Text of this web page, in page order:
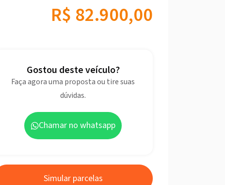
R$ 82.900,00
Gostou deste veículo?
Faça agora uma proposta ou tire suas
dúvidas.
Chamar no whatsapp
Simular parcelas